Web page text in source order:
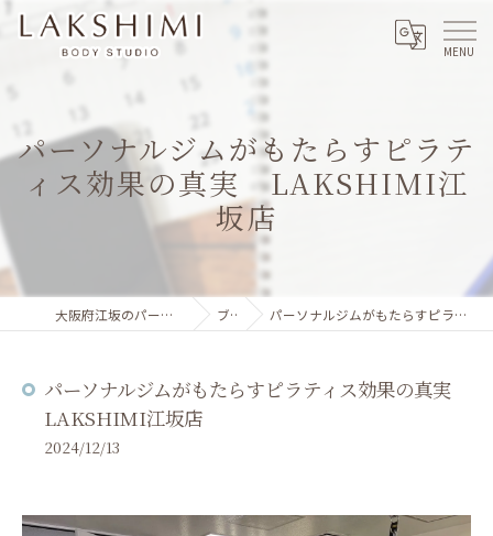
パーソナルジムがもたらすピラテ
ィス効果の真実 LAKSHIMI江
坂店
大阪府江坂のパーソナルジムならLAKSHIMI ブログ パーソナルジムがもたらすピラティス効果の真実 LAKSHIMI江坂店
パーソナルジムがもたらすピラティス効果の真実
LAKSHIMI江坂店
2024/12/13